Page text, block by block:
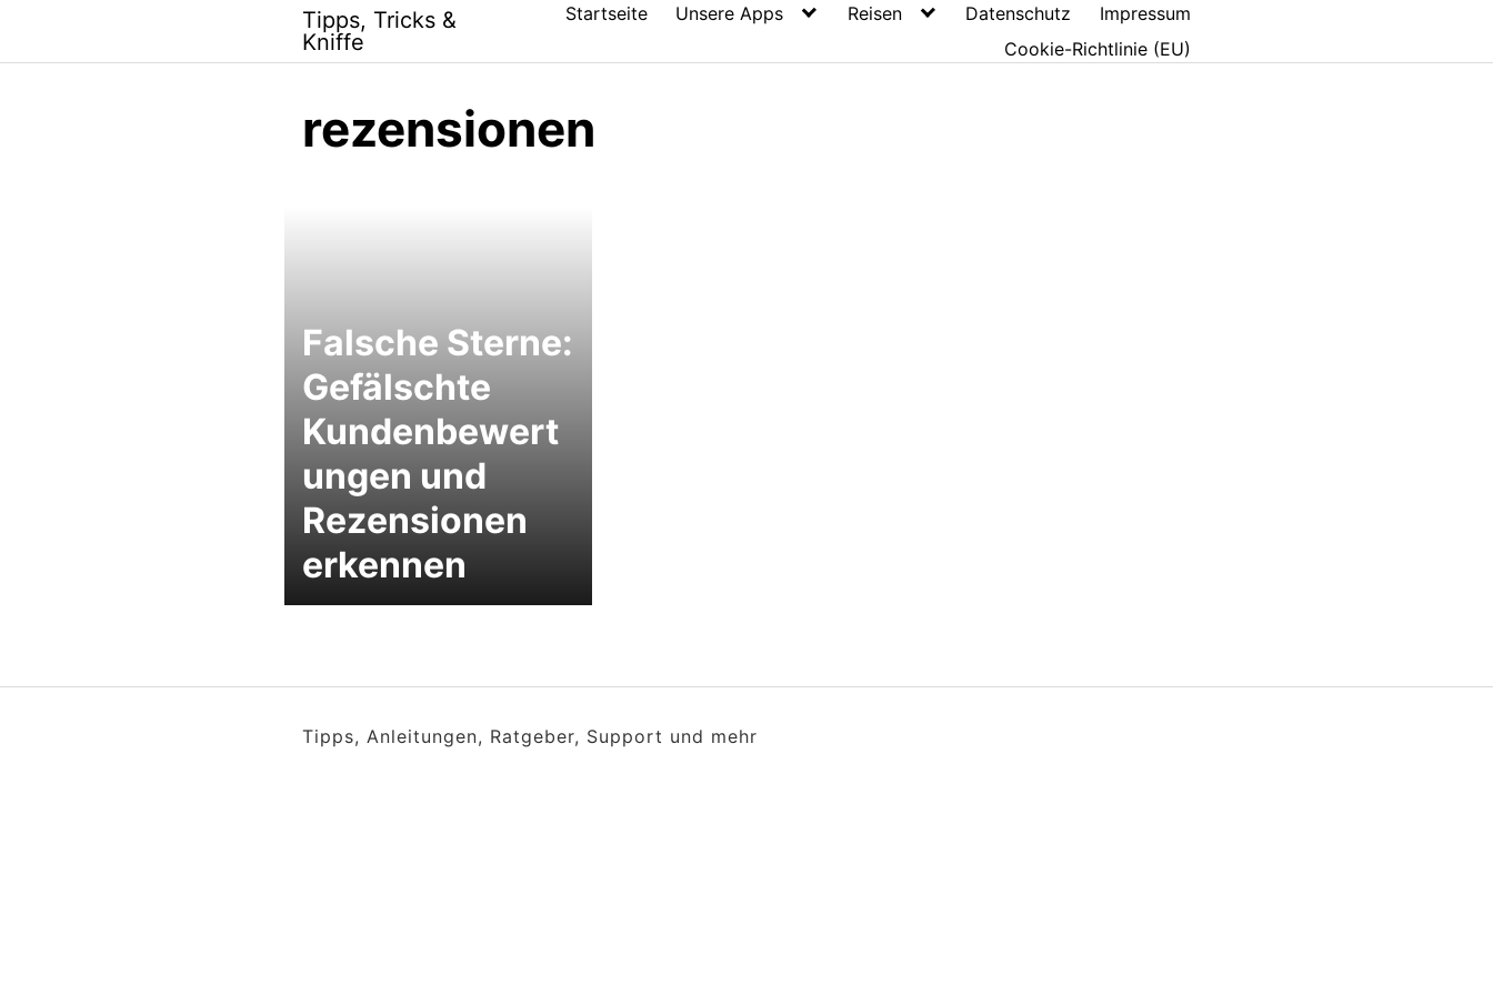
content
Tipps, Tricks &
Kniffe
Startseite Unsere Apps Reisen Datenschutz
Impressum
Cookie-Richtlinie (EU)
rezensionen
Falsche Sterne:
Gefälschte
Kundenbewert
ungen und
Rezensionen
erkennen
Tipps, Anleitungen, Ratgeber, Support und mehr